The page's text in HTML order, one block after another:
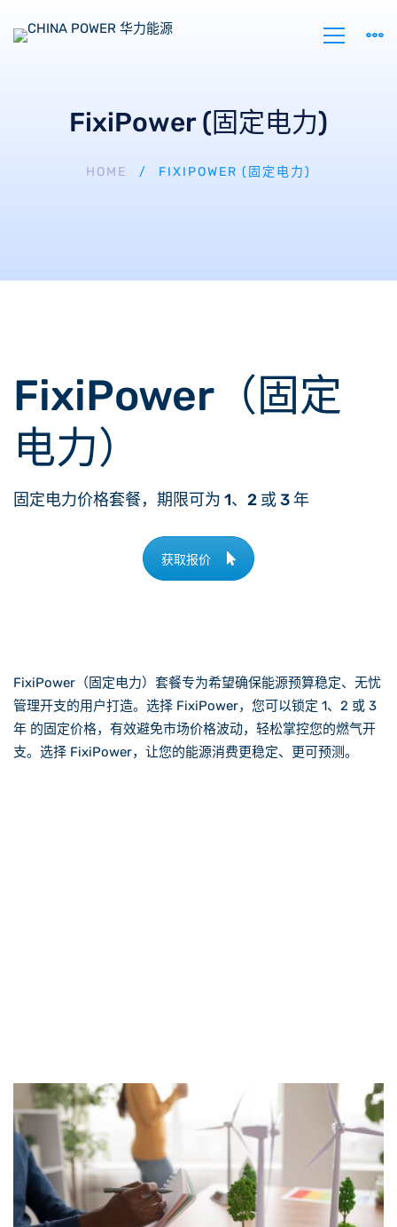
FixiPower (固定电力)
HOME FIXIPOWER (固定电力)
FixiPower（固定
电力）
固定电力价格套餐，期限可为 1、2 或 3 年
获取报价
FixiPower（固定电力）套餐专为希望确保能源预算稳定、无忧
管理开支的用户打造。选择 FixiPower，您可以锁定 1、2 或 3
年 的固定价格，有效避免市场价格波动，轻松掌控您的燃气开
支。选择 FixiPower，让您的能源消费更稳定、更可预测。